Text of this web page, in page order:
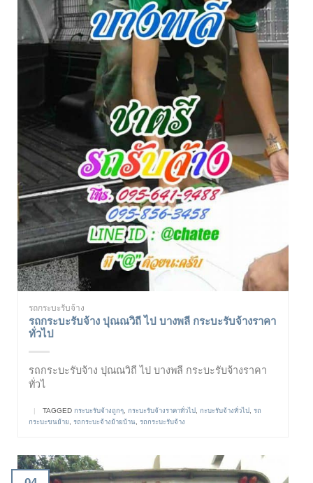
รถกระบะรับจ้าง
รถกระบะรับจ้าง ปุณณวิถี ไป บางพลี กระบะรับจ้างราคา
ทั่วไป
รถกระบะรับจ้าง ปุณณวิถี ไป บางพลี กระบะรับจ้างราคา
ทั่วไ
| TAGGED กระบะรับจ้างถูกๆ กระบะรับจ้างราคาทั่วไป กะบะรับจ้างทั่วไป
รถ
กระบะขนย้าย
รถกระบะจ้างย้ายบ้าน รถกระบะรับจ้าง